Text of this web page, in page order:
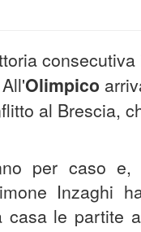
Olimpico
al Brescia,
per caso
Inzaghi
le partite